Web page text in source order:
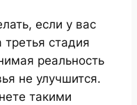
если у вас
стадия
реальность
не улучшится.
такими